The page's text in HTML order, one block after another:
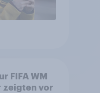
FIFA WM
zeigten vor